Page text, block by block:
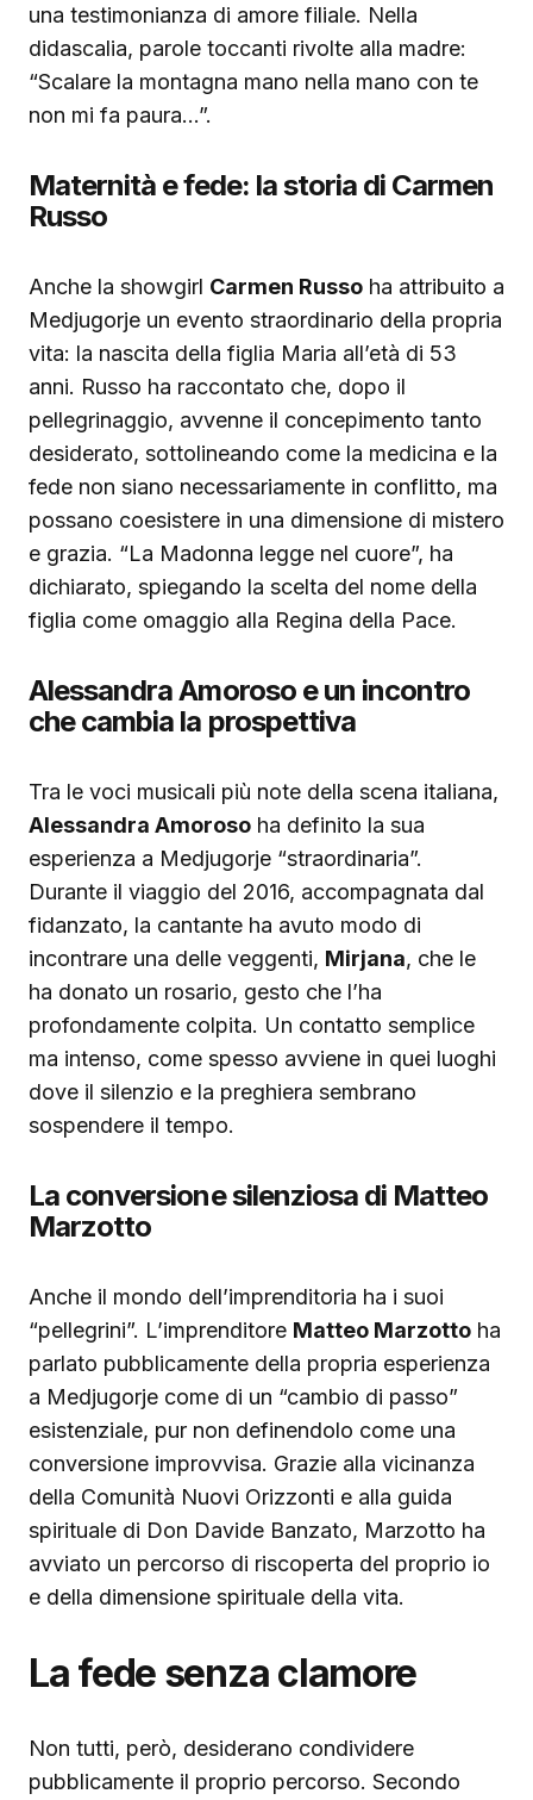
una testimonianza di amore filiale. Nella
didascalia, parole toccanti rivolte alla madre:
“Scalare la montagna mano nella mano con te
non mi fa paura…”.
Maternità e fede: la storia di Carmen
Russo
Anche la showgirl Carmen Russo ha attribuito a
Medjugorje un evento straordinario della propria
vita: la nascita della figlia Maria all’età di 53
anni. Russo ha raccontato che, dopo il
pellegrinaggio, avvenne il concepimento tanto
desiderato, sottolineando come la medicina e la
fede non siano necessariamente in conflitto, ma
possano coesistere in una dimensione di mistero
e grazia. “La Madonna legge nel cuore”, ha
dichiarato, spiegando la scelta del nome della
figlia come omaggio alla Regina della Pace.
Alessandra Amoroso e un incontro
che cambia la prospettiva
Tra le voci musicali più note della scena italiana,
Alessandra Amoroso ha definito la sua
esperienza a Medjugorje “straordinaria”.
Durante il viaggio del 2016, accompagnata dal
fidanzato, la cantante ha avuto modo di
incontrare una delle veggenti, Mirjana, che le
ha donato un rosario, gesto che l’ha
profondamente colpita. Un contatto semplice
ma intenso, come spesso avviene in quei luoghi
dove il silenzio e la preghiera sembrano
sospendere il tempo.
La conversione silenziosa di Matteo
Marzotto
Anche il mondo dell’imprenditoria ha i suoi
“pellegrini”. L’imprenditore Matteo Marzotto ha
parlato pubblicamente della propria esperienza
a Medjugorje come di un “cambio di passo”
esistenziale, pur non definendolo come una
conversione improvvisa. Grazie alla vicinanza
della Comunità Nuovi Orizzonti e alla guida
spirituale di Don Davide Banzato, Marzotto ha
avviato un percorso di riscoperta del proprio io
e della dimensione spirituale della vita.
La fede senza clamore
Non tutti, però, desiderano condividere
pubblicamente il proprio percorso. Secondo